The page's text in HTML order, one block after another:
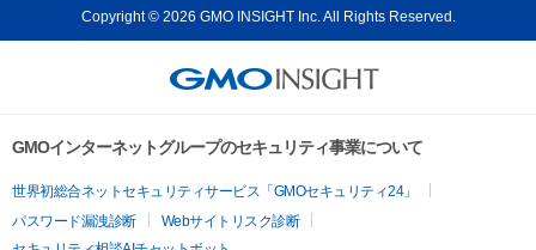
Copyright © 2026 GMO INSIGHT Inc. All Rights Reserved.
GMOインターネットグループのセキュリティ事業について
世界初総合ネットセキュリティサービス「GMOセキュリティ24」
パスワード漏洩診断
Webサイトリスク診断